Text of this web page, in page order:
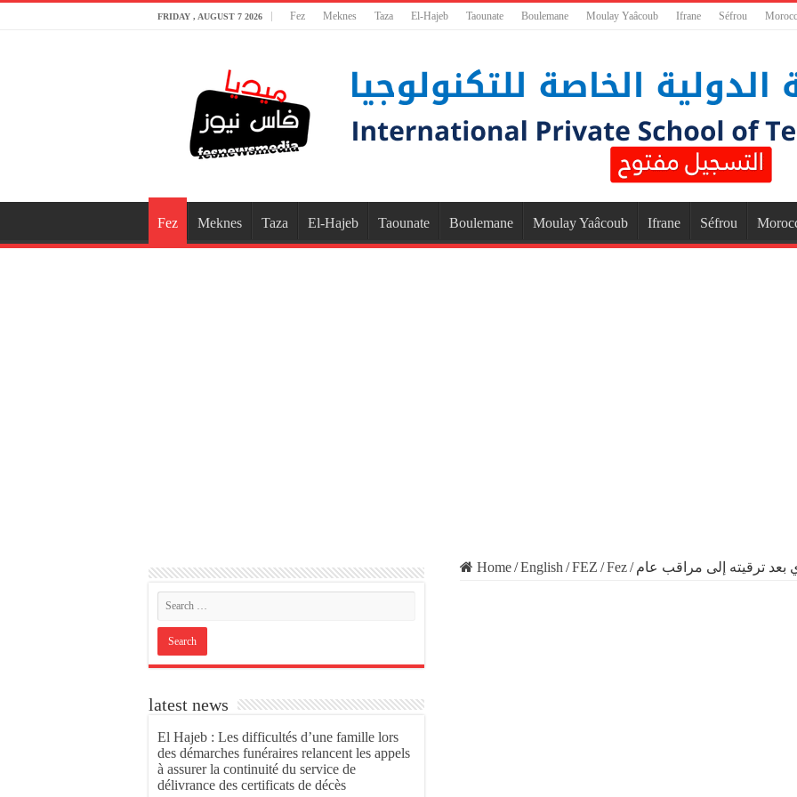
FRIDAY , AUGUST 7 2026 Fez Meknes Taza El-Hajeb Taounate Boulemane Moulay Yaâcoub Ifrane Séfrou
Fez Meknes Taza El-Hajeb Taounate Boulemane Moulay Yaâcoub Ifrane Séfrou
Home/English /FEZ /Fez/ بعد ترقيته إلى مراقب عام
latest news
El Hajeb : Les difficultés d’une famille lors
des démarches funéraires relancent les appels
à assurer la continuité du service de
délivrance des certificats de décès